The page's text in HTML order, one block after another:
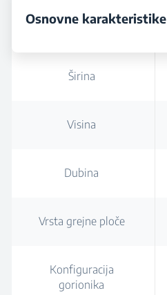
Osnovne karakteristike
Širina
Visina
Dubina
Vrsta grejne ploče
Konfiguracija
gorionika